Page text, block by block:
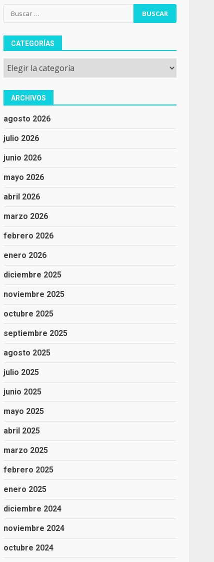
Buscar:
CATEGORÍAS
Categorías
ARCHIVOS
agosto 2026
julio 2026
junio 2026
mayo 2026
abril 2026
marzo 2026
febrero 2026
enero 2026
diciembre 2025
noviembre 2025
octubre 2025
septiembre 2025
agosto 2025
julio 2025
junio 2025
mayo 2025
abril 2025
marzo 2025
febrero 2025
enero 2025
diciembre 2024
noviembre 2024
octubre 2024